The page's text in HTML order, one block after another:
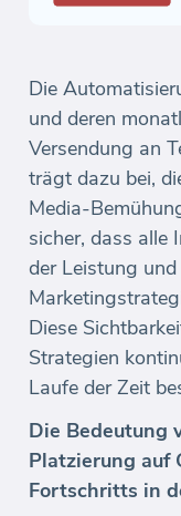
Die
und deren
Versendung an
trägt dazu bei,
Media-
sicher, dass alle
der Leistung
Diese
Strategien
Laufe der Zeit
Die Bedeutung
Platzierung auf
Fortschritts in